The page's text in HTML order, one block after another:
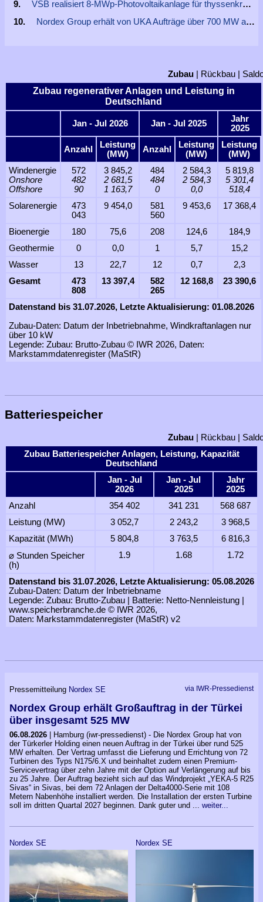
VSB realisiert 8-MWp-Photovoltaikanlage für thyssenkrupp Rasselstein
Nordex Group erhält von UKA Aufträge über 700 MW aus Deutschland
Zubau Rückbau
Zubau regenerativer Anlagen und Leistung in
Deutschland
Jan - Jul 2026 Jan - Jul 2025
Jahr
2025
Anzahl
Leistung
(MW)
Anzahl
Leistung
(MW)
Leistung
(MW)
Windenergie
Onshore
Offshore
572
482
90
3 845,2
2 681,5
1 163,7
484
484
0
2 584,3
2 584,3
0,0
5 819,8
5 301,4
518,4
Solarenergie
473
043
9 454,0
581
560
9 453,6 17 368,4
Bioenergie 180 75,6 208 124,6
184,9
Geothermie
0 0,0 1 5,7
15,2
Wasser
13 22,7 12 0,7
2,3
Gesamt
473
808
13 397,4
582
265
12 168,8 23 390,6
Datenstand bis 31.07.2026, Letzte Aktualisierung: 01.08.2026
Zubau-Daten: Datum der Inbetriebnahme, Windkraftanlagen nur
über 10 kW
Legende: Zubau: Brutto-Zubau © IWR 2026, Daten:
Markstammdatenregister (MaStR)
Batteriespeicher
Zubau Rückbau
Zubau Batteriespeicher Anlagen, Leistung, Kapazität
Deutschland
Jan - Jul
2026
Jan - Jul
2025
Jahr
2025
Anzahl
354 402 341 231
568 687
Leistung (MW)
3 052,7 2 243,2
3 968,5
Kapazität (MWh)
5 804,8 3 763,5
6 816,3
⌀ Stunden Speicher
(h)
1.9 1.68 1.72
Datenstand bis 31.07.2026, Letzte Aktualisierung: 05.08.2026
Zubau-Daten: Datum der Inbetriebname
Legende: Zubau: Brutto-Zubau | Batterie: Netto-Nennleistung |
www.speicherbranche.de © IWR 2026,
Daten: Markstammdatenregister (MaStR) v2
Pressemitteilung Nordex SE via IWR-Pressedienst
Nordex Group erhält Großauftrag in der Türkei
über insgesamt 525 MW
06.08.2026 | Hamburg (iwr-pressedienst) - Die Nordex Group hat von
der Türkerler Holding einen neuen Auftrag in der Türkei über rund 525
MW erhalten. Der Vertrag umfasst die Lieferung und Errichtung von 72
Turbinen des Typs N175/6.X und beinhaltet zudem einen Premium-
Servicevertrag über zehn Jahre mit der Option auf Verlängerung auf bis
zu 25 Jahre. Der Auftrag bezieht sich auf das Windprojekt „YEKA-5 R25
Sivas“ in Sivas, bei dem 72 Anlagen der Delta4000-Serie mit 108
Metern Nabenhöhe installiert werden. Die Installation der ersten Turbine
soll im dritten Quartal 2027 beginnen. Dank guter und ... weiter...
Nordex SE Nordex SE